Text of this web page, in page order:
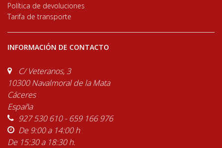
Política de devoluciones
Tarifa de transporte
INFORMACIÓN DE CONTACTO
C/ Veteranos, 3
10300 Navalmoral de la Mata
Cáceres
España
927 530 610 - 659 166 976
De 9:00 a 14:00 h
De 15:30 a 18:30 h.